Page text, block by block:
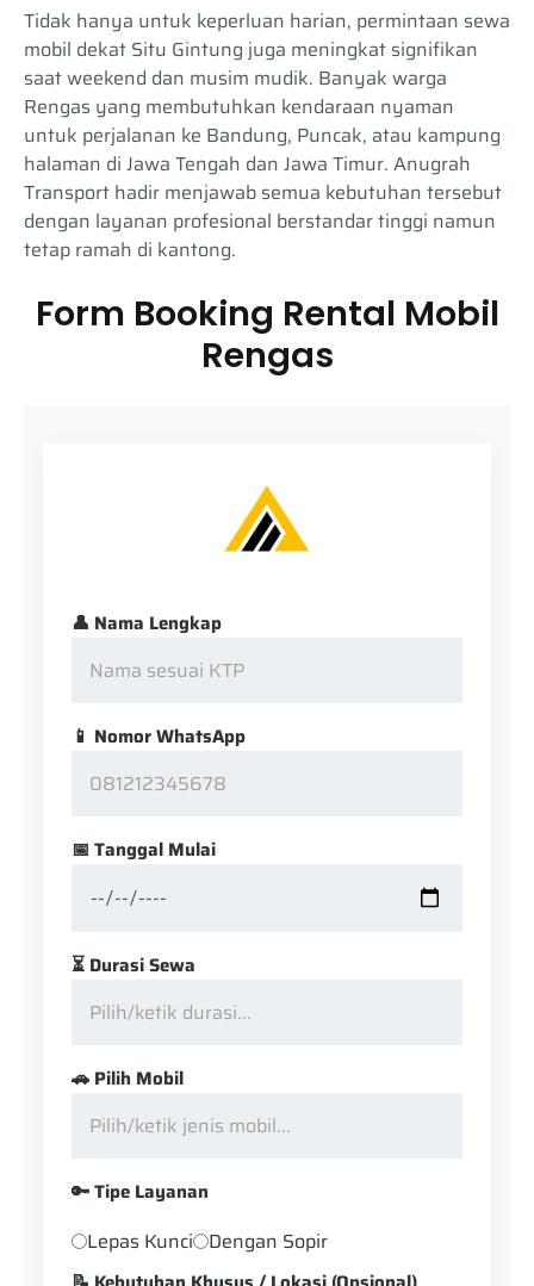
Tidak hanya untuk keperluan harian, permintaan sewa
mobil dekat Situ Gintung juga meningkat signifikan
saat weekend dan musim mudik. Banyak warga
Rengas yang membutuhkan kendaraan nyaman
untuk perjalanan ke Bandung, Puncak, atau kampung
halaman di Jawa Tengah dan Jawa Timur. Anugrah
Transport hadir menjawab semua kebutuhan tersebut
dengan layanan profesional berstandar tinggi namun
tetap ramah di kantong.
Form Booking Rental Mobil
Rengas
👤 Nama Lengkap
📱 Nomor WhatsApp
📅 Tanggal Mulai
⏳ Durasi Sewa
🚗 Pilih Mobil
🔑 Tipe Layanan
Lepas Kunci Dengan Sopir